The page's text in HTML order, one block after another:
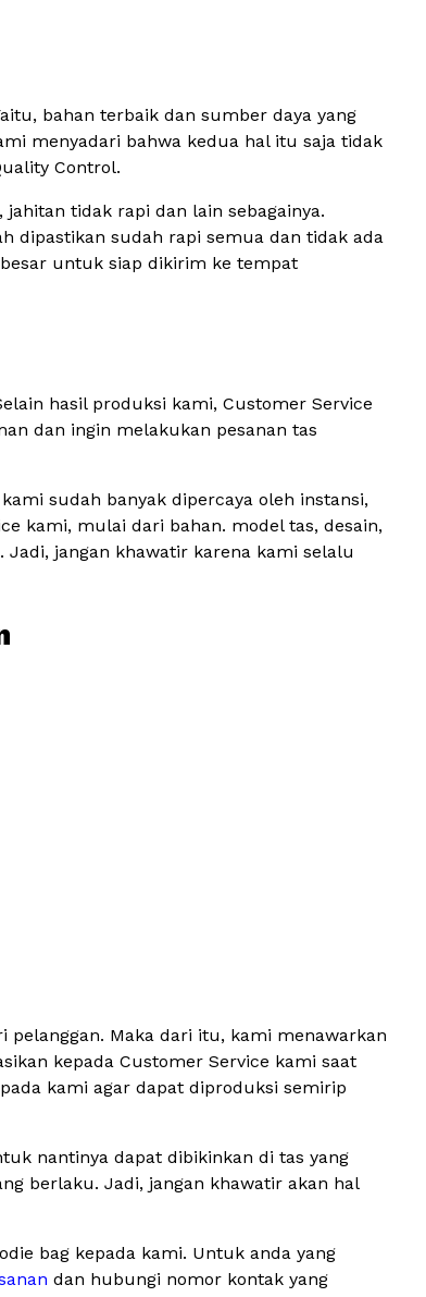
bahan terbaik dan sumber daya yang
menyadari bahwa kedua hal itu saja tidak
Control.
tidak rapi dan lain sebagainya.
dipastikan sudah rapi semua dan tidak ada
untuk siap dikirim ke tempat
hasil produksi kami, Customer Service
dan ingin melakukan pesanan tas
sudah banyak dipercaya oleh instansi,
kami, mulai dari bahan. model tas, desain,
jangan khawatir karena kami selalu
Maka dari itu, kami menawarkan
kepada Customer Service kami saat
kami agar dapat diproduksi semirip
nantinya dapat dibikinkan di tas yang
berlaku. Jadi, jangan khawatir akan hal
bag kepada kami. Untuk anda yang
dan hubungi nomor kontak yang